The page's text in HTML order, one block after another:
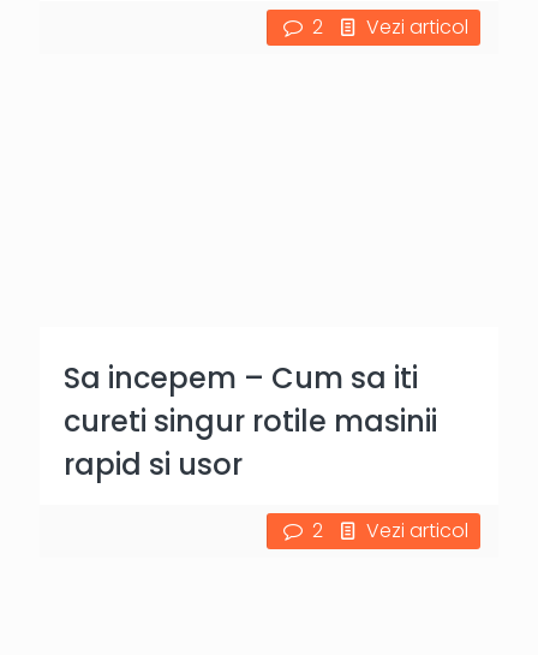
2 Vezi articol
Sa incepem – Cum sa iti
cureti singur rotile masinii
rapid si usor
2 Vezi articol